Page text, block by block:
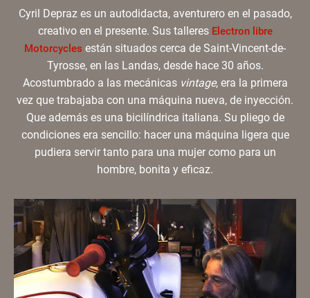
Cyril Depraz es un autodidacta, aventurero en el pasado,
creativo en el presente. Sus talleres Electron libre
Motorcycles están situados cerca de Saint-Vincent-de-
Tyrosse, en las Landas, desde hace 30 años.
Acostumbrado a las mecánicas vintage, era la primera
vez que trabajaba con una máquina nueva, de inyección.
Que además es una bicilíndrica italiana. Su pliego de
condiciones era sencillo: hacer una máquina ligera que
pudiera servir tanto para una mujer como para un
hombre, bonita y eficaz.